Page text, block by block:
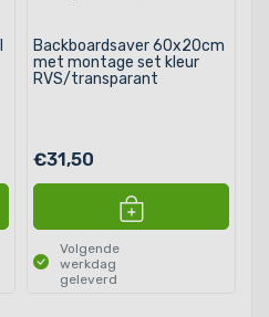
Backboardsaver 60x20cm
met montage set kleur
RVS/transparant
€31,50
Volgende
werkdag
geleverd